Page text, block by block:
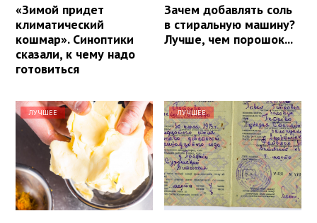
«Зимой придет
климатический
кошмар». Синоптики
сказали, к чему надо
готовиться
Зачем добавлять соль
в стиральную машину?
Лучше, чем порошок...
ЛУЧШЕЕ ЛУЧШЕЕ